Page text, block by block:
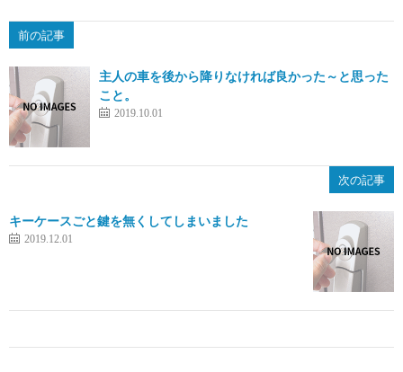
前の記事
主人の車を後から降りなければ良かった～と思った
こと。
2019.10.01
次の記事
キーケースごと鍵を無くしてしまいました
2019.12.01